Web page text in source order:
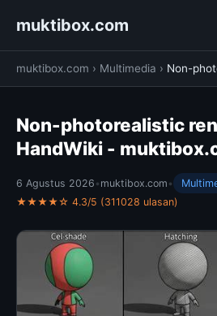
muktibox.com
muktibox.com › Multimedia › Non-
Non-photorealistic
HandWiki -
6 Agustus 2026 • muktibox.com •
★★★★☆ 4.3/5 (311028 ulasan)